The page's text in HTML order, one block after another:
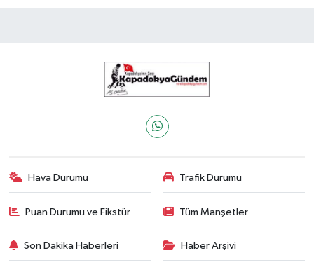
Hava Durumu Trafik Durumu
Puan Durumu ve Fikstür Tüm Manşetler
Son Dakika Haberleri Haber Arşivi